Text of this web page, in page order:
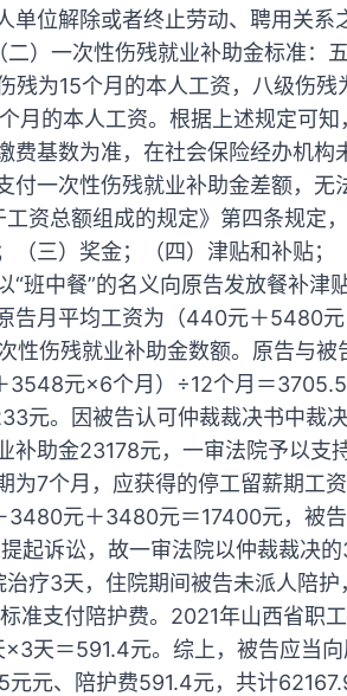
位解除或者终止劳动、聘用关系
）一次性伤残就业补助金标准：
残为15个月的本人工资，八级伤残
月的本人工资。根据上述规定可知
基数为准，在社会保险经办机构
一次性伤残就业补助金差额，无
资总额组成的规定》第四条规定
三）奖金；（四）津贴和补贴；
班中餐”的名义向原告发放餐补津
告月平均工资为（440元＋5480
伤残就业补助金数额。原告与被
3548元×6个月）÷12个月＝
元。因被告认可仲裁裁决书中裁
补助金23178元，一审法院予以支
7个月，应获得的停工留薪期工
元＋3480元＝17400元，被
起诉讼，故一审法院以仲裁裁决
疗3天，住院期间被告未派人陪护
准支付陪护费。2021年山西省职
天＝591.4元。综上，被告应当
元、陪护费591.4元，共计